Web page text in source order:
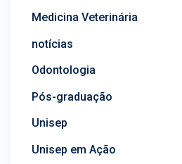
Medicina Veterinária
notícias
Odontologia
Pós-graduação
Unisep
Unisep em Ação